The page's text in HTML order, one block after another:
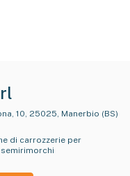
10, 25025, Manerbio (BS)
di carrozzerie per